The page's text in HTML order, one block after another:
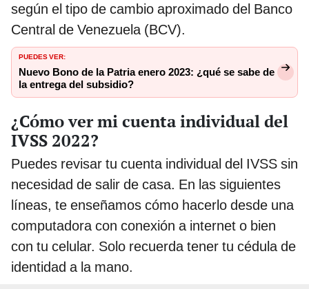
según el tipo de cambio aproximado del Banco
Central de Venezuela (BCV).
PUEDES VER:
Nuevo Bono de la Patria enero 2023: ¿qué se sabe de
la entrega del subsidio?
¿Cómo ver mi cuenta individual del
IVSS 2022?
Puedes revisar tu cuenta individual del IVSS sin
necesidad de salir de casa. En las siguientes
líneas, te enseñamos cómo hacerlo desde una
computadora con conexión a internet o bien
con tu celular. Solo recuerda tener tu cédula de
identidad a la mano.